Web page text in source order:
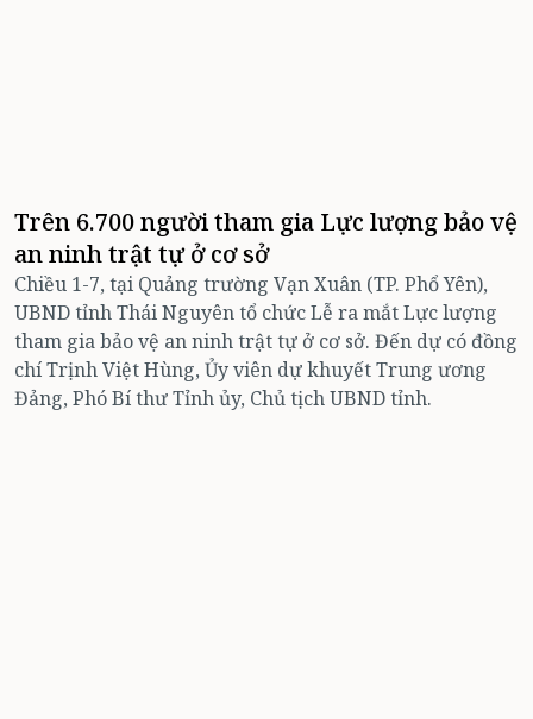
Trên 6.700 người tham gia Lực lượng bảo vệ
an ninh trật tự ở cơ sở
Chiều 1-7, tại Quảng trường Vạn Xuân (TP. Phổ Yên),
UBND tỉnh Thái Nguyên tổ chức Lễ ra mắt Lực lượng
tham gia bảo vệ an ninh trật tự ở cơ sở. Đến dự có đồng
chí Trịnh Việt Hùng, Ủy viên dự khuyết Trung ương
Đảng, Phó Bí thư Tỉnh ủy, Chủ tịch UBND tỉnh.